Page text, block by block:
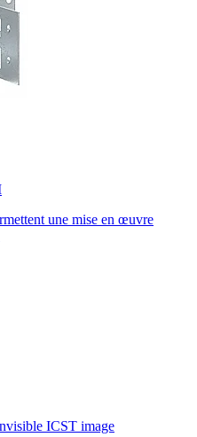
une mise en œuvre